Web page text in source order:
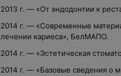
2013 г. — «От эндодонтии к
2014 г. — «Современные
лечении кариеса», БелМАПО.
2014 г. — «Эстетическая
2014 г. — «Базовые сведения о